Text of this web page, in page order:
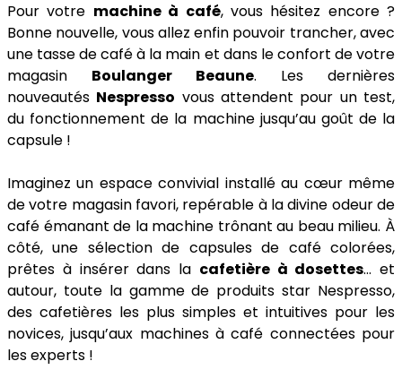
Pour votre machine à café, vous hésitez encore ?
Bonne nouvelle, vous allez enfin pouvoir trancher, avec
une tasse de café à la main et dans le confort de votre
magasin Boulanger Beaune. Les dernières
nouveautés Nespresso vous attendent pour un test,
du fonctionnement de la machine jusqu’au goût de la
capsule !
Imaginez un espace convivial installé au cœur même
de votre magasin favori, repérable à la divine odeur de
café émanant de la machine trônant au beau milieu. À
côté, une sélection de capsules de café colorées,
prêtes à insérer dans la cafetière à dosettes… et
autour, toute la gamme de produits star Nespresso,
des cafetières les plus simples et intuitives pour les
novices, jusqu’aux machines à café connectées pour
les experts !